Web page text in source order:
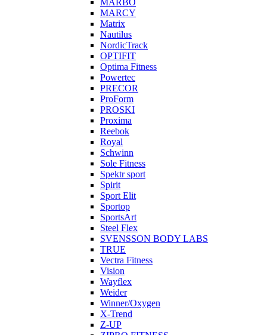
MARBO
MARCY
Matrix
Nautilus
NordicTrack
OPTIFIT
Optima Fitness
Powertec
PRECOR
ProForm
PROSKI
Proxima
Reebok
Royal
Schwinn
Sole Fitness
Spektr sport
Spirit
Sport Elit
Sportop
SportsArt
Steel Flex
SVENSSON BODY LABS
TRUE
Vectra Fitness
Vision
Wayflex
Weider
Winner/Oxygen
X-Trend
Z-UP